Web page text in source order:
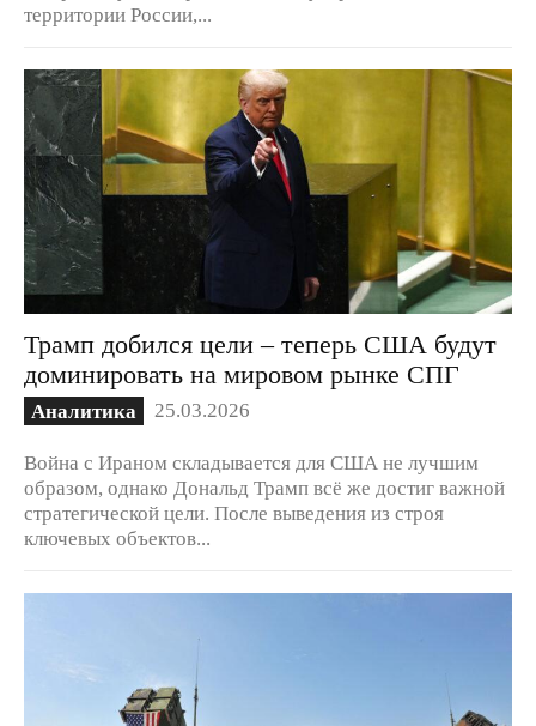
территории России,...
Трамп добился цели – теперь США будут
доминировать на мировом рынке СПГ
Аналитика 25.03.2026
Война с Ираном складывается для США не лучшим
образом, однако Дональд Трамп всё же достиг важной
стратегической цели. После выведения из строя
ключевых объектов...